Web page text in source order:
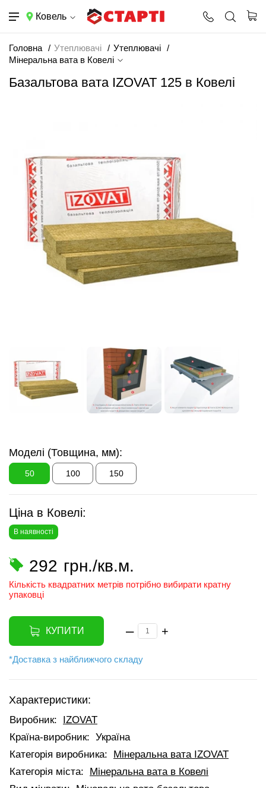
Ковель
Головна Утеплювачі
Утеплювачі
Мінеральна вата в Ковелі
Базальтова вата IZOVAT 125 в Ковелі
Моделі (Товщина, мм):
50 100 150
Ціна в Ковелі:
В наявності
292 грн./кв.м.
Кількість квадратних метрів потрібно вибирати кратну
упаковці
КУПИТИ – +
*Доставка з найближчого складу
Характеристики:
Виробник:
IZOVAT
Країна-виробник: Україна
Категорія виробника:
Мінеральна вата IZOVAT
Категорія міста:
Мінеральна вата в Ковелі